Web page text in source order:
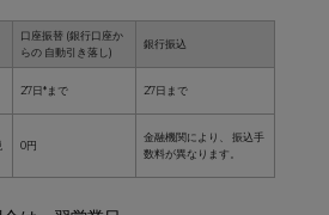
口座振替 (銀行口座か
らの 自動引き落し)
銀行振込
27日*まで 27日まで
0円
金融機関により、 振込手
数料が異なります。